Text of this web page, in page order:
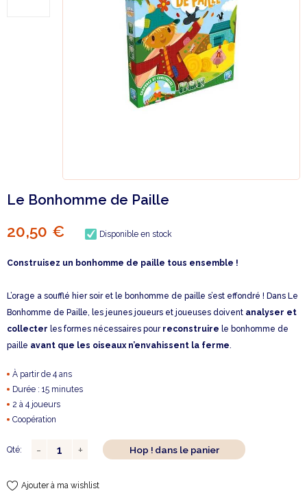
Le Bonhomme de Paille
20,50 € Disponible en stock
Construisez un bonhomme de paille tous ensemble !
L’orage a soufflé hier soir et le bonhomme de paille s’est effondré ! Dans Le
Bonhomme de Paille, les jeunes joueurs et joueuses doivent analyser et
collecter les formes nécessaires pourreconstruire le bonhomme de
paille avant que les oiseaux n’envahissent la ferme.
À partir de 4 ans
Durée : 15 minutes
2 à 4 joueurs
Coopération
Qté: Hop ! dans le panier
Ajouter à ma wishlist